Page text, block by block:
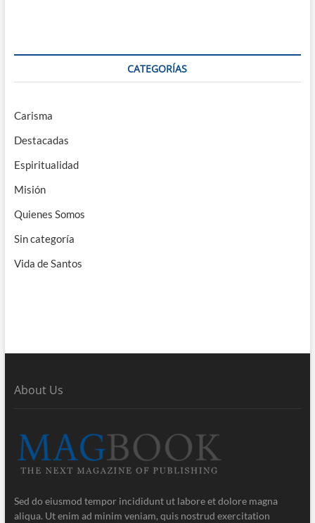
CATEGORÍAS
Carisma
Destacadas
Espiritualidad
Misión
Quienes Somos
Sin categoría
Vida de Santos
About Us
Sed do eiusmod tempor incididunt ut labore et dolore magna
aliqua. Ut enim ad minim veniam, quis nostrud exercitation